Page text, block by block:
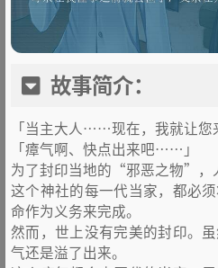
故事简介：
「当主大人……现在，我就让您
「瘴气啊、快点出来吧……」
为了封印当地的“邪恶之物”，
这个神社的每一代当家，都必
命作为义务来完成。
然而，世上没有完美的封印。
气还是溢了出来。